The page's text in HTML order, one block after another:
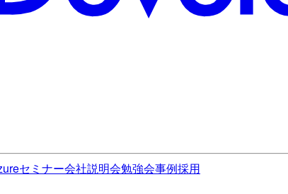
セミナー会社説明会勉強会事例採用